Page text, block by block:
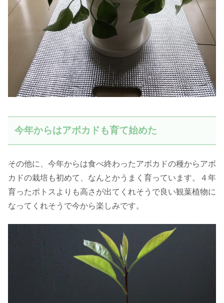
今年からはアボカドも育て始めた
その他に、今年からは食べ終わったアボカドの種からアボ
カドの栽培も初めて、なんとかうまく育っています。４年
育ったポトスよりも高さが出てくれそうで良い観葉植物に
なってくれそうで今から楽しみです。